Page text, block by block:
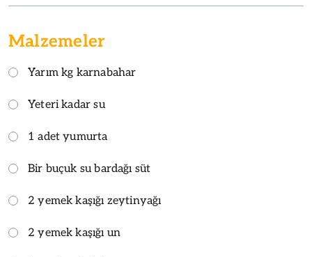
Malzemeler
Yarım kg karnabahar
Yeteri kadar su
1 adet yumurta
Bir buçuk su bardağı süt
2 yemek kaşığı zeytinyağı
2 yemek kaşığı un